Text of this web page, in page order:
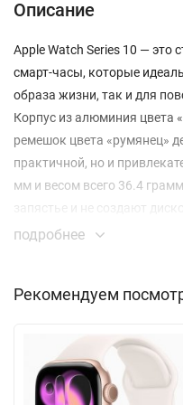
Описание
Apple Watch Series 10 —
смарт-часы, которые
образа жизни, так и для
Корпус из алюминия цвета
ремешок цвета «румянец»
практичной, но и
мм и весом всего 36.4
запястье и не создают
ношении.
выделяется всегда
легко отслеживать
освещения. Часы
и имеют защиту от пыли
подробнее
Рекомендуем